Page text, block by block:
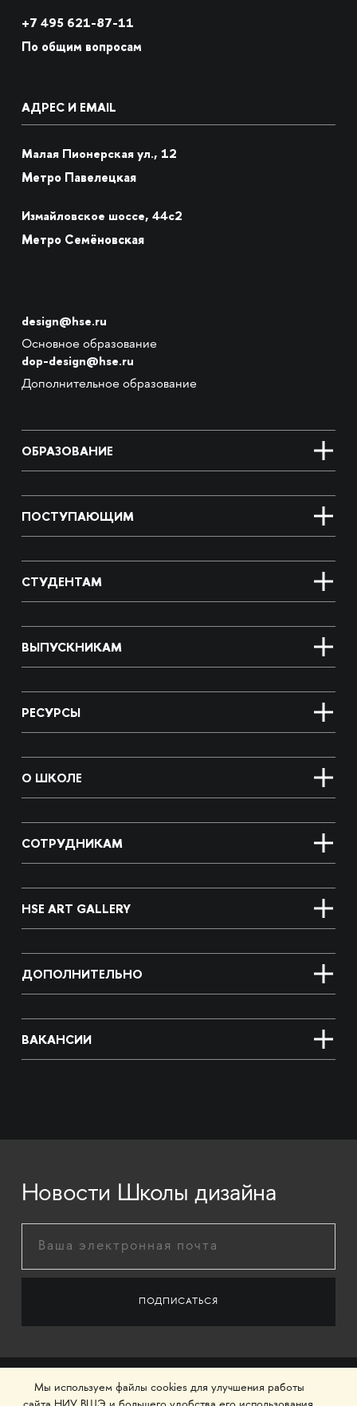
+7 495 621-87-11
По общим вопросам
АДРЕС И EMAIL
Малая Пионерская ул., 12
Метро Павелецкая
Измайловское шоссе, 44с2
Метро Семёновская
design@hse.ru
Основное образование
dop-design@hse.ru
Дополнительное образование
ОБРАЗОВАНИЕ
ПОСТУПАЮЩИМ
СТУДЕНТАМ
ВЫПУСКНИКАМ
РЕСУРСЫ
О ШКОЛЕ
СОТРУДНИКАМ
HSE ART GALLERY
ДОПОЛНИТЕЛЬНО
ВАКАНСИИ
Новости Школы дизайна
Мы используем файлы cookies для улучшения работы